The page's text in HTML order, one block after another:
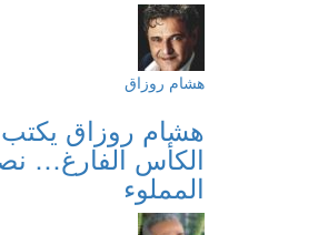
هشام روزاق
هشام روزاق
الكأس الفارغ…
المملوء